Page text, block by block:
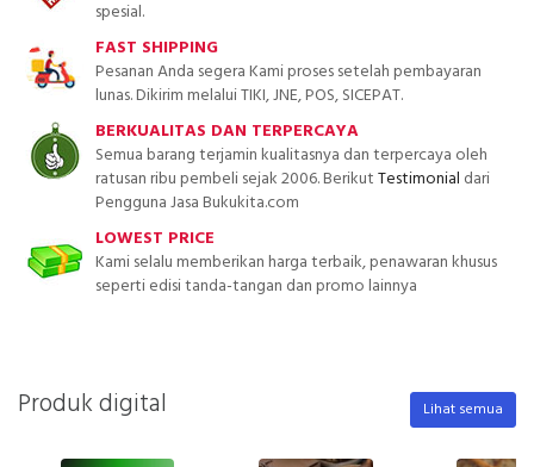
spesial.
FAST SHIPPING
Pesanan Anda segera Kami proses setelah pembayaran
lunas. Dikirim melalui TIKI, JNE, POS, SICEPAT.
BERKUALITAS DAN TERPERCAYA
Semua barang terjamin kualitasnya dan terpercaya oleh
ratusan ribu pembeli sejak 2006. BerikutTestimonial dari
Pengguna Jasa Bukukita.com
LOWEST PRICE
Kami selalu memberikan harga terbaik, penawaran khusus
seperti edisi tanda-tangan dan promo lainnya
Produk digital Lihat semua